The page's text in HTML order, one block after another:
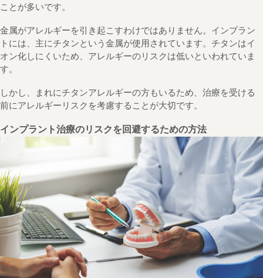
ことが多いです。
金属がアレルギーを引き起こすわけではありません。インプラン
トには、主にチタンという金属が使用されています。チタンはイ
オン化しにくいため、アレルギーのリスクは低いといわれていま
す。
しかし、まれにチタンアレルギーの方もいるため、治療を受ける
前にアレルギーリスクを考慮することが大切です。
インプラント治療のリスクを回避するための方法